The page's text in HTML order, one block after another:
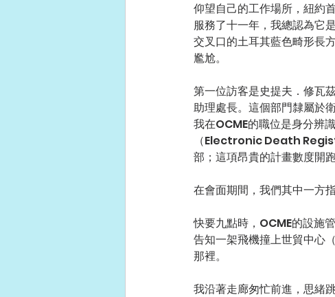
仰望自己的工作場所，紐
服務了十一年，我總認為
交叉口的土耳其藍色畸形長
尷尬。
第一位訪客是史提夫．修
助理處長。這個部門隸屬於
我在OCME的職位是身分辨
（Electronic Death
部；這項昂貴的計畫數度開
在會面期間，我們其中一方
快要九點時，OCME的設施
告知一架飛機撞上世貿中
那裡。
我沿著走廊匆忙前進，思緒